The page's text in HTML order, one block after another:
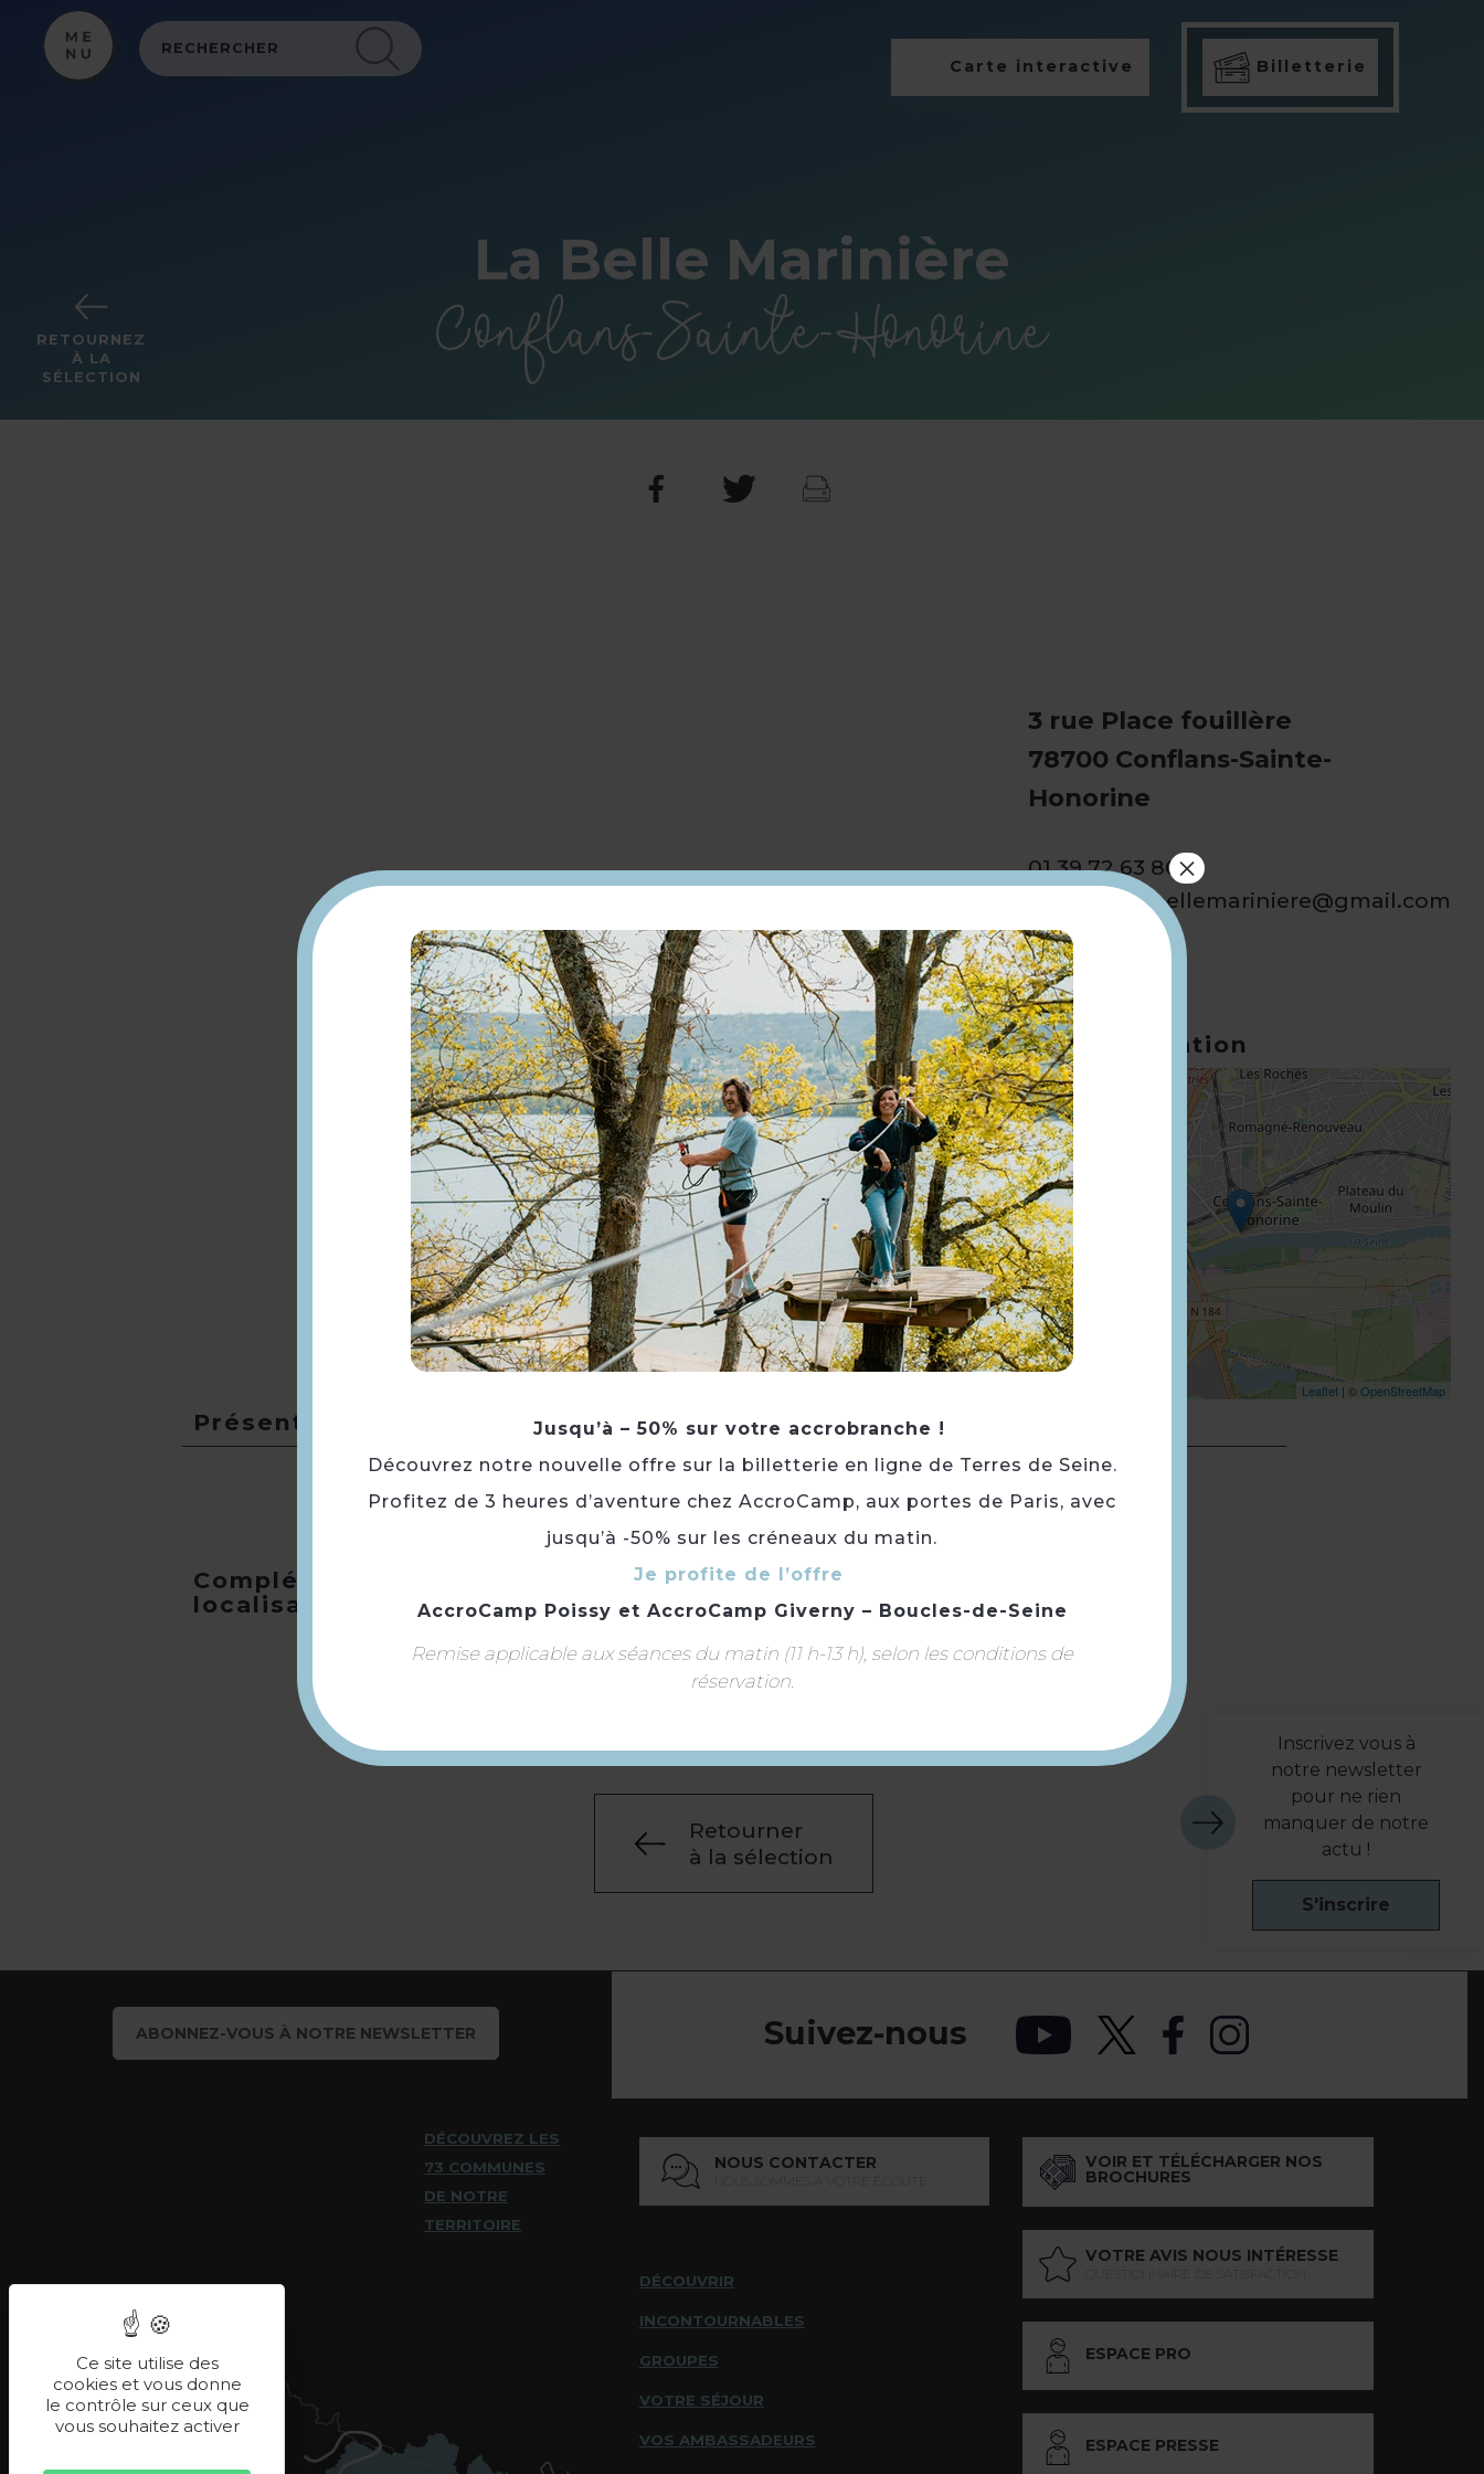
Carte interactive Billetterie
RETOURNEZ
À LA
SÉLECTION
La Belle Marinière
Conflans-Sainte-Honorine
3 rue Place fouillère
78700 Conflans-Sainte-
Honorine
01 39 72 63 80
mercerie.labellemariniere@gmail.com
Géolocalisation
+
−
Leaflet | ©OpenStreetMap
Présentation
Compléments
localisation
en bord de Seine. Face au marché.
Centre ville
En ville
Arrêt de transport en commun à moins de 500 m
Rivière à -5 km
Halte fluviale à moins de 500 m
Retourner
à la sélection
Inscrivez vous à
notre newsletter
pour ne rien
manquer de notre
actu !
S'inscrire
ABONNEZ-VOUS À NOTRE NEWSLETTER
DÉCOUVREZ LES
73 COMMUNES
DE NOTRE
TERRITOIRE
Suivez-nous
NOUS CONTACTER
DÉCOUVRIR
INCONTOURNABLES
GROUPES
VOTRE SÉJOUR
VOS AMBASSADEURS
VOIR ET TÉLÉCHARGER NOS
BROCHURES
VOTRE AVIS NOUS INTÉRESSE
ESPACE PRO
ESPACE PRESSE
Jusqu’à – 50% sur votre accrobranche !
Découvrez notre nouvelle offre sur la billetterie en ligne de Terres de Seine.
Profitez de 3 heures d’aventure chez AccroCamp, aux portes de Paris, avec
jusqu’à -50% sur les créneaux du matin.
Je profite de l’offre
AccroCamp Poissy et AccroCamp Giverny – Boucles-de-Seine
Remise applicable aux séances du matin (11 h-13 h), selon les conditions de
réservation.
×
Panneau de gestion des cookies
Ce site utilise des
cookies et vous donne
le contrôle sur ceux que
vous souhaitez activer